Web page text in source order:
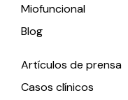
Miofuncional
Blog
Artículos de prensa
Casos clínicos